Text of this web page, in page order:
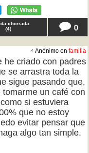
chorrada
(4) 0
♂ Anónimo en familia
he criado con padres
se arrastra toda la
sigue pasando que,
un café con
si estuviera
que no estoy
evitar pensar que
algo tan simple.